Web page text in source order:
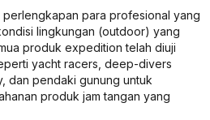
para profesional yang
lingkungan (outdoor) yang
produk expedition telah diuji
yacht racers, deep-divers
dan pendaki gunung untuk
produk jam tangan yang